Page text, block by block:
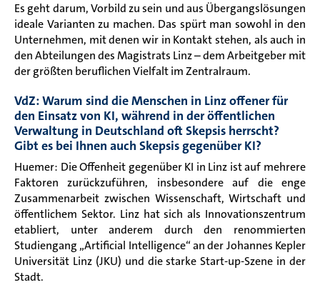
Es geht darum, Vorbild zu sein und aus Übergangslösungen
ideale Varianten zu machen. Das spürt man sowohl in den
Unternehmen, mit denen wir in Kontakt stehen, als auch in
den Abteilungen des Magistrats Linz – dem Arbeitgeber mit
der größten beruflichen Vielfalt im Zentralraum.
VdZ: Warum sind die Menschen in Linz offener für
den Einsatz von KI, während in der öffentlichen
Verwaltung in Deutschland oft Skepsis herrscht?
Gibt es bei Ihnen auch Skepsis gegenüber KI?
Huemer: Die Offenheit gegenüber KI in Linz ist auf mehrere
Faktoren zurückzuführen, insbesondere auf die enge
Zusammenarbeit zwischen Wissenschaft, Wirtschaft und
öffentlichem Sektor. Linz hat sich als Innovationszentrum
etabliert, unter anderem durch den renommierten
Studiengang „Artificial Intelligence“ an der Johannes Kepler
Universität Linz (JKU) und die starke Start-up-Szene in der
Stadt.